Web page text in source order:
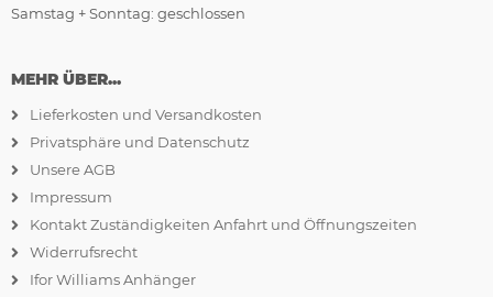
Samstag + Sonntag: geschlossen
MEHR ÜBER...
Lieferkosten und Versandkosten
Privatsphäre und Datenschutz
Unsere AGB
Impressum
Kontakt Zuständigkeiten Anfahrt und Öffnungszeiten
Widerrufsrecht
Ifor Williams Anhänger